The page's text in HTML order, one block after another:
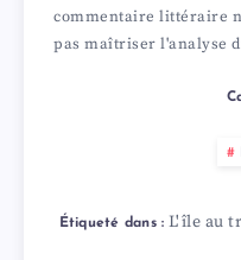
commentaire littéraire
pas maîtriser l'analyse
Étiqueté dans : L'île au